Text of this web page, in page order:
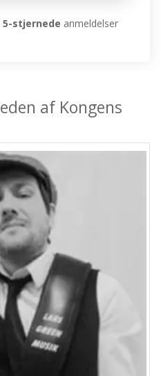
5-stjernede anmeldelser
af Kongens